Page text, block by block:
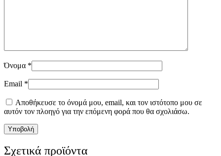
Όνομα *
Email *
Αποθήκευσε το όνομά μου, email, και τον ιστότοπο μου σε
αυτόν τον πλοηγό για την επόμενη φορά που θα σχολιάσω.
Σχετικά προϊόντα